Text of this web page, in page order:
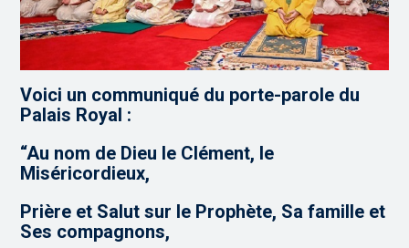
Voici un communiqué du porte-parole du
Palais Royal :
“Au nom de Dieu le Clément, le
Miséricordieux,
Prière et Salut sur le Prophète, Sa famille et
Ses compagnons,